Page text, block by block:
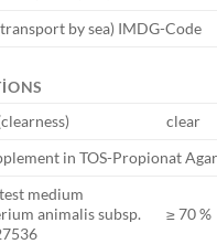
by sea) IMDG-Code
clear
in TOS-Propionat
medium
animalis subsp.
≥ 70 %